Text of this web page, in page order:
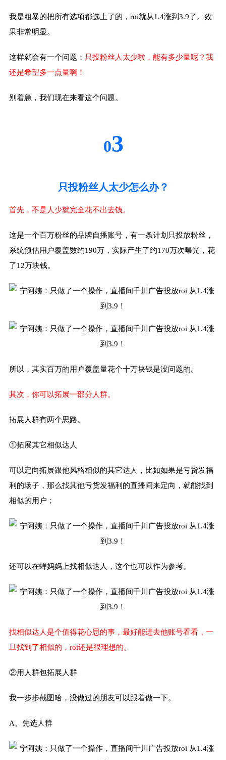
我是粗暴的把所有选项都选上了的，roi就从1.4涨到3.9了。效
果非常明显。
这样就会有一个问题： 只投粉丝人太少啦，能有多少量呢？我
还是希望多一点量啊！
别着急，我们现在来看这个问题。
03
只投粉丝人太少怎么办？
首先，不是人少就完全花不出去钱。
这是一个百万粉丝的品牌自播账号，有一条计划只投放粉丝，
系统预估用户覆盖数约190万，实际产生了约170万次曝光，花
了12万块钱。
所以，其实百万的用户覆盖量花个十万块钱是没问题的。
其次，你可以拓展一部分人群。
拓展人群有两个思路。
①拓展其它相似达人
可以定向拓展跟他风格相似的其它达人，比如如果是亏货发福
利的场子，那么找其他亏货发福利的直播间来定向，就能找到
相似的用户；
还可以在蝉妈妈上找相似达人，这个也可以作为参考。
找相似达人是个值得花心思的事，最好能进去他账号看看，一
旦找到了相似的，roi还是很理想的。
②用人群包拓展人群
我一步步截图哈，没做过的朋友可以跟着做一下。
A、先选人群